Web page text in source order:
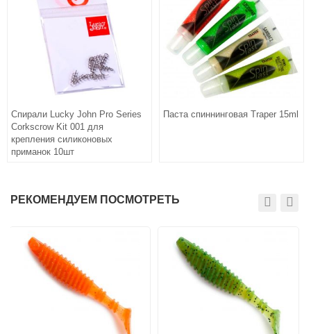
Спирали Lucky John Pro Series
Corkscrow Kit 001 для
крепления силиконовых
приманок 10шт
Паста спиннинговая Traper 15ml
РЕКОМЕНДУЕМ ПОСМОТРЕТЬ